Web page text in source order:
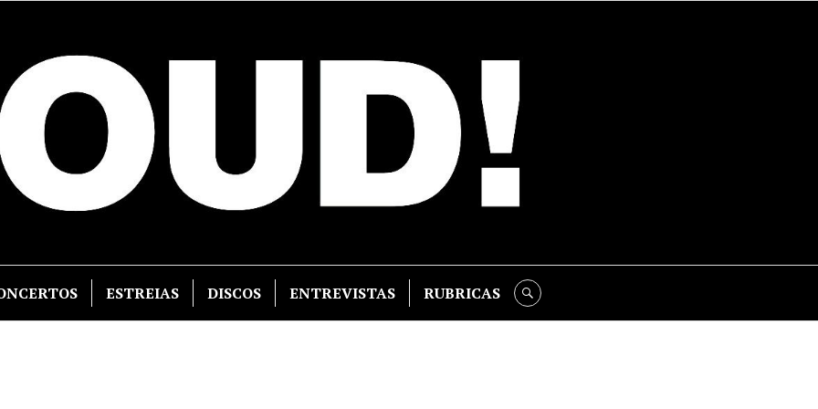
ESTREIAS DISCOS ENTREVISTAS RUBRICAS SEARCH